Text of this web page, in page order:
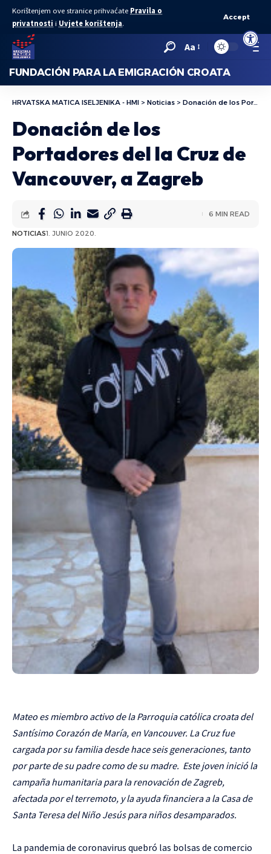
Abrir
Korištenjem ove stranice prihvaćate Pravila o
privatnosti i Uvjete korištenja.
Accept
Aa
FUNDACIÓN PARA LA EMIGRACIÓN CROATA
HRVATSKA MATICA ISELJENIKA - HMI > Noticias > Donación de los Portadores del la Cruz de Vancouver, a Zagreb
Donación de los
Portadores del la Cruz de
Vancouver, a Zagreb
NOTICIAS1. JUNIO 2020.
6 MIN READ
Mateo es miembro activo de la Parroquia católica croata del
Santísimo Corazón de María, en Vancouver. La Cruz fue
cargada por su familia desde hace seis generaciones, tanto
por parte de su padre como de su madre. Este joven inició la
campaña humanitaria para la renovación de Zagreb,
afectada por el terremoto, y la ayuda financiera a la Casa de
Santa Teresa del Niño Jesús para niños desamparados.
La pandemia de coronavirus quebró las bolsas de comercio